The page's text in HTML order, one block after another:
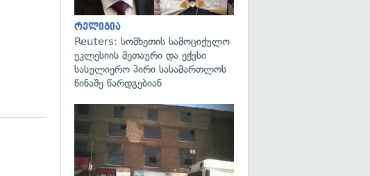
რელიგია
Reuters: სომხეთის სამოციქულო
ეკლესიის მეთაური და ექვსი
სასულიერო პირი სასამართლოს
წინაშე წარდგებიან